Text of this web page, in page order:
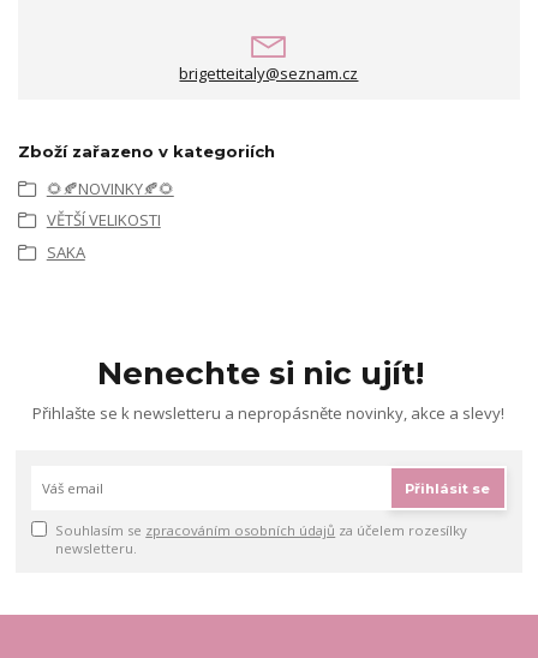
brigetteitaly@seznam.cz
Zboží zařazeno v kategoriích
🌻🍂NOVINKY🍂🌻
VĚTŠÍ VELIKOSTI
SAKA
Nenechte si nic ujít!
Přihlašte se k newsletteru a nepropásněte novinky, akce a slevy!
Přihlásit se
Souhlasím se zpracováním osobních údajů za účelem rozesílky
newsletteru.